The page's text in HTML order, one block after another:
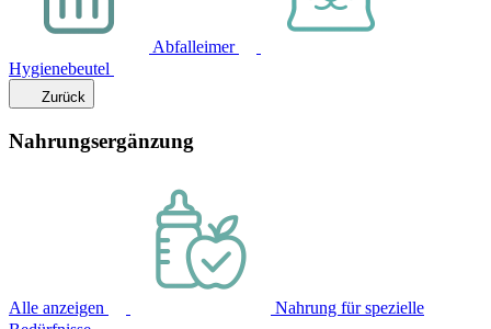
Abfalleimer
Hygienebeutel
Zurück
Nahrungsergänzung
Alle anzeigen
Nahrung für spezielle